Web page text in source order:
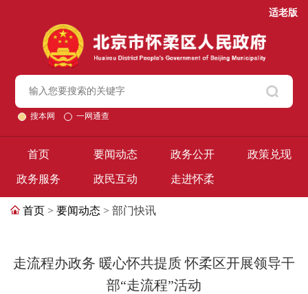
适老版
搜本网 一网通查
首页 要闻动态 政务公开 政策兑现
政务服务 政民互动 走进怀柔
首页 > 要闻动态 > 部门快讯
走流程办政务 暖心怀共提质 怀柔区开展领导干
部“走流程”活动